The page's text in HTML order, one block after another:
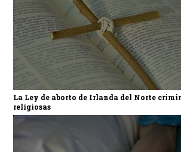
La Ley de aborto de Irlanda del Norte
religiosas